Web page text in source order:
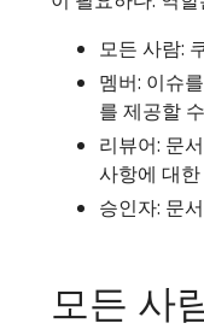
모든 사람:
멤버: 이슈
를 제공할
리뷰어: 문
사항에 대
승인자: 문
모든 사